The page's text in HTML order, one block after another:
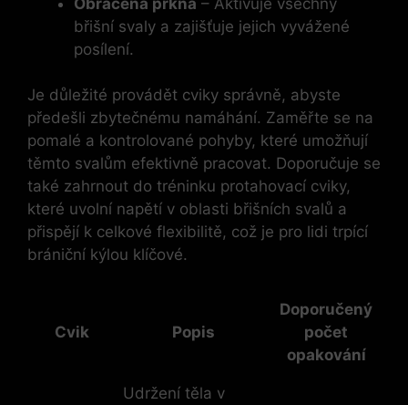
břišní svaly a zajišťuje jejich vyvážené
posílení.
Je důležité provádět cviky správně, abyste
předešli zbytečnému namáhání. Zaměřte se na
pomalé a kontrolované pohyby, které umožňují
těmto svalům efektivně pracovat. Doporučuje se
také zahrnout do tréninku protahovací cviky,
které uvolní napětí v oblasti břišních svalů a
přispějí k celkové flexibilitě, což je pro lidi trpící
brániční kýlou klíčové.
Cvik Popis
Doporučený
počet
opakování
Udržení těla v